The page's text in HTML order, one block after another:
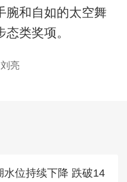
腕和自如的太空舞
类奖项。
亮
水位持续下降 跌破14